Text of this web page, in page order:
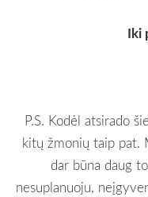
Iki
P.S. Kodėl atsirado
kitų žmonių taip pat.
dar būna daug
nesuplanuoju,